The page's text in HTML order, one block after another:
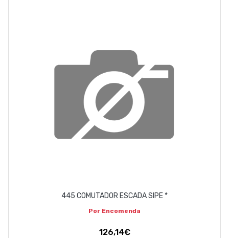
geral@luxivo.pt
445 COMUTADOR ESCADA SIPE *
Por Encomenda
126,14€